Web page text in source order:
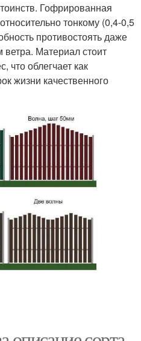
Гофрированная
тонкому (0,4-0,5
противостоять даже
Материал стоит
что облегчает как
жизни качественного